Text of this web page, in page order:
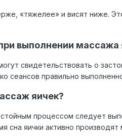
«тяжелее» и висят ниже.
выполнении массажа
свидетельствовать о
сеансов правильно
яичек?
процессом следует
сна яички активно